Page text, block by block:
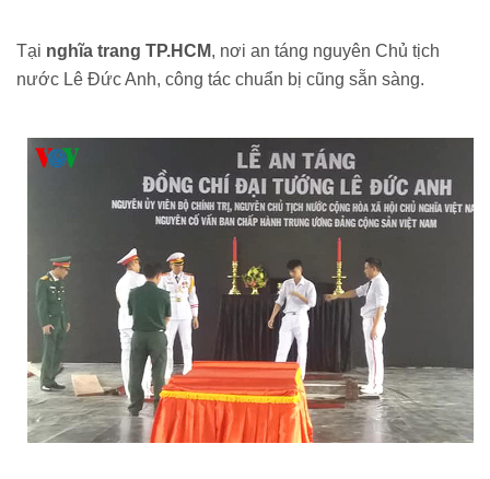
Tại nghĩa trang TP.HCM, nơi an táng nguyên Chủ tịch
nước Lê Đức Anh, công tác chuẩn bị cũng sẵn sàng.